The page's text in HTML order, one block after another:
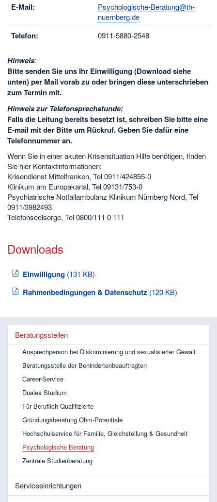
E-Mail:
Psychologische-Beratung@th-
nuernberg.de
Telefon: 0911-5880-2548
Hinweis:
Bitte senden Sie uns Ihr Einwilligung (Download siehe
unten) per Mail vorab zu oder bringen diese unterschrieben
zum Termin mit.
Hinweis zur Telefonsprechstunde:
Falls die Leitung bereits besetzt ist, schreiben Sie bitte eine
E-mail mit der Bitte um Rückruf. Geben Sie dafür eine
Telefonnummer an.
Wenn Sie in einer akuten Krisensituation Hilfe benötigen, finden
Sie hier Kontaktinformationen:
Krisendienst Mittelfranken, Tel 0911/424855-0
Klinikum am Europakanal, Tel 09131/753-0
Psychiatrische Notfallambulanz Klinikum Nürnberg Nord, Tel
0911/3982493
Telefonseelsorge, Tel 0800/111 0 111
Downloads
Einwilligung (131 KB)
Rahmenbedingungen & Datenschutz (120 KB)
Beratungsstellen
Ansprechperson bei Diskriminierung und sexualisierter Gewalt
Beratungsstelle der Behindertenbeauftragten
Career-Service
Duales Studium
Für Beruflich Qualifizierte
Gründungsberatung Ohm-Potentiale
Hochschulservice für Familie, Gleichstellung & Gesundheit
Psychologische Beratung
Zentrale Studienberatung
Serviceeinrichtungen